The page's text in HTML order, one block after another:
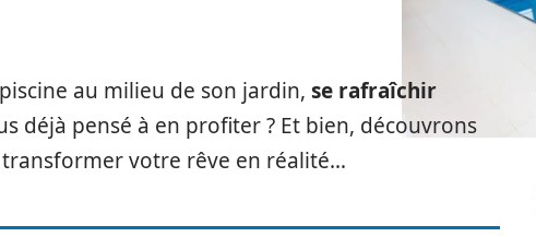
au milieu de son jardin, se rafraîchir
déjà pensé à en profiter ? Et bien, découvrons
votre rêve en réalité…